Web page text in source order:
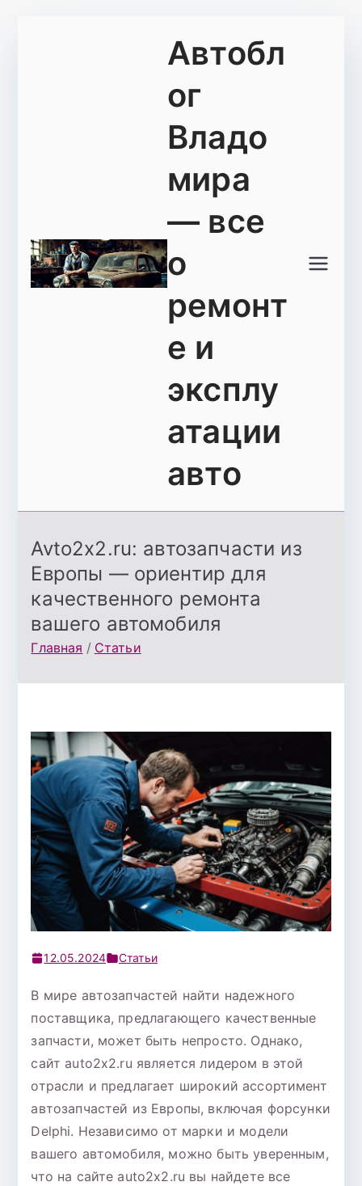
Автобл
ог
Владо
мира
— все
о
ремонт
е и
эксплу
атации
авто
Avto2x2.ru: автозапчасти из
Европы — ориентир для
качественного ремонта
вашего автомобиля
Главная Статьи
12.05.2024 Статьи
В мире автозапчастей найти надежного
поставщика, предлагающего качественные
запчасти, может быть непросто. Однако,
сайт auto2x2.ru является лидером в этой
отрасли и предлагает широкий ассортимент
автозапчастей из Европы, включая форсунки
Delphi. Независимо от марки и модели
вашего автомобиля, можно быть уверенным,
что на сайте auto2x2.ru вы найдете все